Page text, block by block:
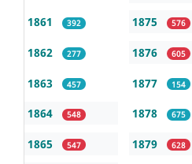
1861 392
1862 277
1863 457
1864 548
1865 547
1875 576
1876 605
1877 154
1878 675
1879 628